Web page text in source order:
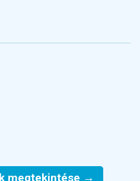
megtekintése →